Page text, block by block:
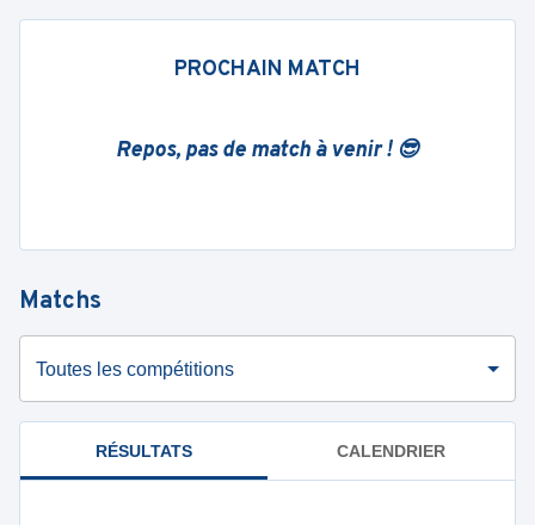
PROCHAIN MATCH
Repos, pas de match à venir ! 😎
Matchs
Toutes les compétitions
RÉSULTATS CALENDRIER